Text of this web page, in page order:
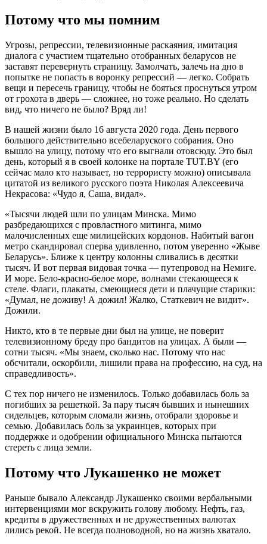
Потому что мы помним
Угрозы, репрессии, телевизионные раскаяния, имитация
диалога с участием тщательно отобранных беларусов не
заставят перевернуть страницу. Замолчать, залечь на дно в
попытке не попасть в воронку репрессий — легко. Собрать
вещи и пересечь границу, чтобы не бояться проснуться утром
от грохота в дверь — сложнее, но тоже реально. Но сделать
вид, что ничего не было? Вряд ли!
В нашей жизни было 16 августа 2020 года. День первого
большого действительно всебеларуского собрания. Оно
вышло на улицу, потому что его выгнали отовсюду. Это был
день, который я в своей колонке на портале TUT.BY (его
сейчас мало кто называет, но террористу можно) описывала
цитатой из великого русского поэта Николая Алексеевича
Некрасова: «Чудо я, Саша, видал».
«Тысячи людей шли по улицам Минска. Мимо
разбредающихся с провластного митинга, мимо
малочисленных еще милицейских кордонов. Набитый вагон
метро скандировал сперва удивленно, потом уверенно «Жыве
Беларусь». Ближе к центру колонны сливались в десятки
тысяч. И вот первая видовая точка — путепровод на Немиге.
И море. Бело-красно-белое море, волнами стекающееся к
стеле. Флаги, плакаты, смеющиеся дети и плачущие старики:
«Думал, не доживу! А дожил! Жалко, Статкевич не видит».
Дожили.
Никто, кто в те первые дни был на улице, не поверит
телевизионному бреду про бандитов на улицах. А были —
сотни тысяч. «Мы знаем, сколько нас. Потому что нас
обсчитали, оскорбили, лишили права на профессию, на суд, на
справедливость».
С тех пор ничего не изменилось. Только добавилась боль за
погибших за решеткой. За пару тысяч бывших и нынешних
сидельцев, которым сломали жизнь, отобрали здоровье и
семью. Добавилась боль за украинцев, которых при
поддержке и одобрении официального Минска пытаются
стереть с лица земли.
Потому что Лукашенко не может
Раньше бывало Александр Лукашенко своими вербальными
интервенциями мог вскружить голову любому. Нефть, газ,
кредиты в дружественных и не дружественных валютах
лились рекой. Не всегда полноводной, но на жизнь хватало.